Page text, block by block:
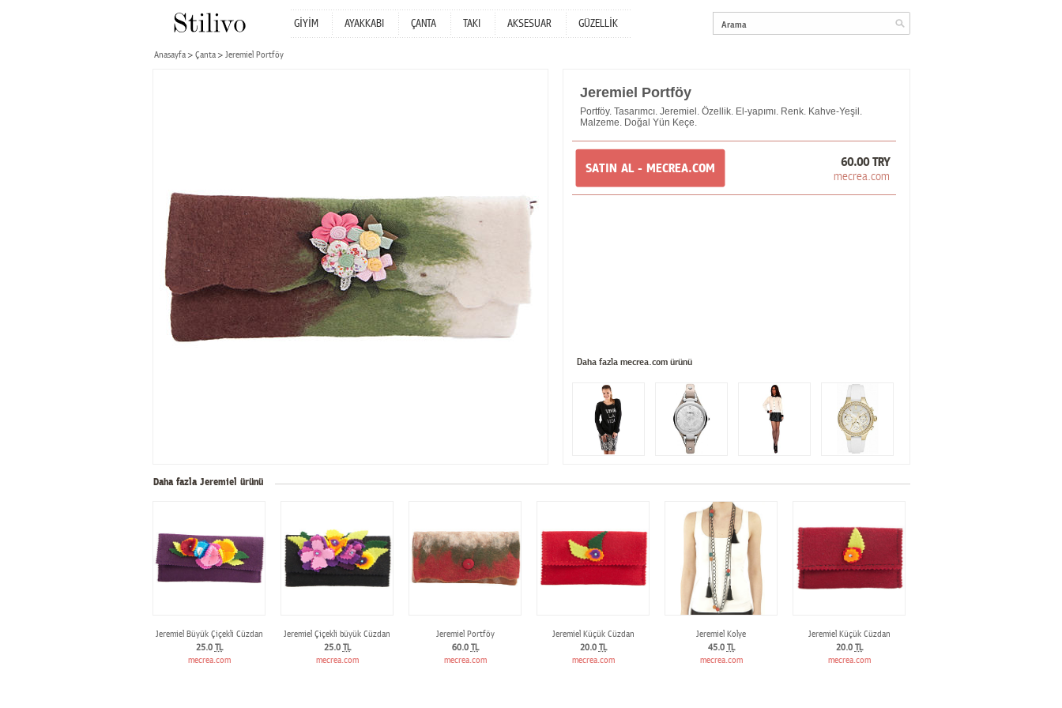
GİYİM AYAKKABI ÇANTA TAKI AKSESUAR GÜZELLİK
Anasayfa Çanta Jeremiel Portföy
Jeremiel Portföy
Portföy. Tasarımcı. Jeremiel. Özellik. El-yapımı. Renk. Kahve-Yeşil.
Malzeme. Doğal Yün Keçe.
SATIN AL - MECREA.COM 60.00 TRY
mecrea.com
Daha fazla mecrea.com ürünü
Daha fazla Jeremiel ürünü
Jeremiel Büyük Çiçekli Cüzdan
25.0 TL
mecrea.com
Jeremiel Çiçekli büyük Cüzdan
25.0 TL
mecrea.com
Jeremiel Portföy
60.0 TL
mecrea.com
Jeremiel Küçük Cüzdan
20.0 TL
mecrea.com
Jeremiel Kolye
45.0 TL
mecrea.com
Jeremiel Küçük Cüzdan
20.0 TL
mecrea.com